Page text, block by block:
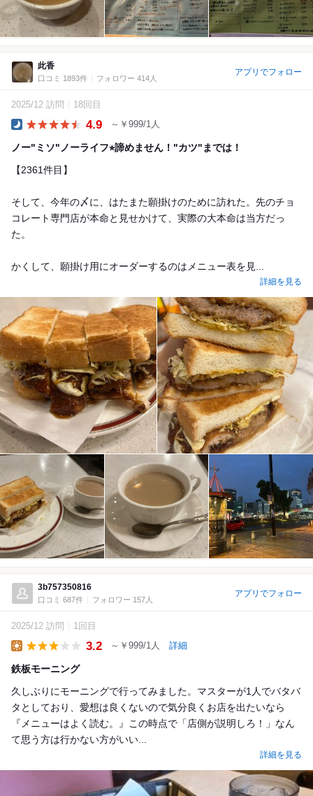
此香
口コミ 1893件 フォロワー 414人
アプリでフォロー
2025/12 訪問 18回目
4.9 ～￥999/1人
ノー"ミソ"ノーライフ⭐︎諦めません！"カツ"までは！
【2361件目】
そして、今年の〆に、はたまた願掛けのために訪れた。先のチョ
コレート専門店が本命と見せかけて、実際の大本命は当方だっ
た。
かくして、願掛け用にオーダーするのはメニュー表を見...
詳細を見る
3b757350816
口コミ 687件 フォロワー 157人
アプリでフォロー
2025/12 訪問 1回目
3.2 ～￥999/1人 詳細
鉄板モーニング
久しぶりにモーニングで行ってみました。マスターが1人でバタバ
タとしており、愛想は良くないので気分良くお店を出たいなら
『メニューはよく読む。』この時点で「店側が説明しろ！」なん
て思う方は行かない方がいい...
詳細を見る